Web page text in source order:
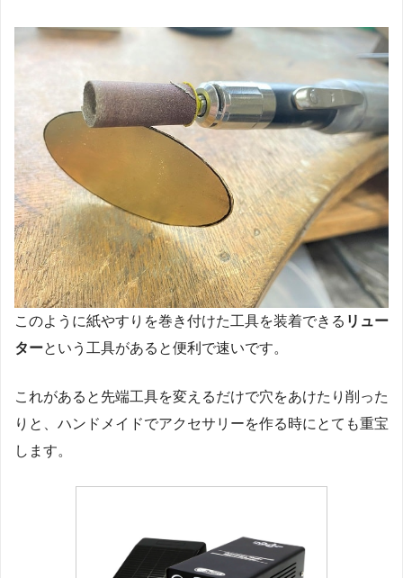
このように紙やすりを巻き付けた工具を装着できる リュー
ターという工具があると便利で速いです。
これがあると先端工具を変えるだけで穴をあけたり削った
りと、ハンドメイドでアクセサリーを作る時にとても重宝
します。